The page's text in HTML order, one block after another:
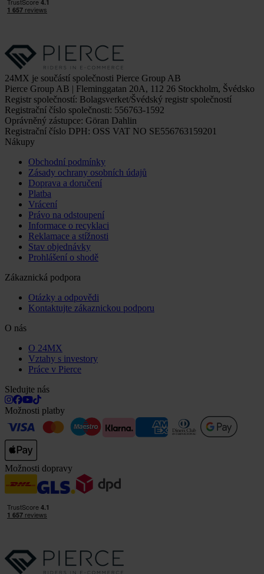
24MX je součástí společnosti Pierce Group AB
Pierce Group AB | Fleminggatan 20A, 112 26 Stockholm, Švédsko
Registr společností: Bolagsverket/Švédský registr společností
Registrační číslo společnosti: 556763-1592
Oprávněný zástupce: Göran Dahlin
Registrační číslo DPH: OSS VAT NO SE556763159201
Nákupy
Obchodní podmínky
Zásady ochrany osobních údajů
Doprava a doručení
Platba
Vrácení
Právo na odstoupení
Informace o recyklaci
Reklamace a stížnosti
Stav objednávky
Prohlášení o shodě
Zákaznická podpora
Otázky a odpovědi
Kontaktujte zákaznickou podporu
O nás
O 24MX
Vztahy s investory
Práce v Pierce
Sledujte nás
Možnosti platby
Možnosti dopravy